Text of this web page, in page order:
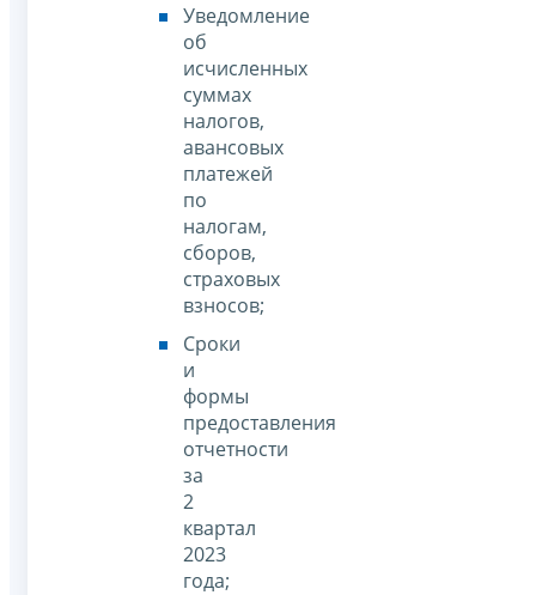
Уведомление
об
исчисленных
суммах
налогов,
авансовых
платежей
по
налогам,
сборов,
страховых
взносов;
Сроки
и
формы
предоставления
отчетности
за
2
квартал
2023
года;